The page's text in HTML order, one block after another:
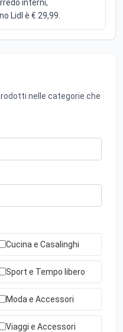
interni,
Lidl è € 29,99.
nelle categorie che
Cucina e Casalinghi
Sport e Tempo libero
Moda e Accessori
Viaggi e Accessori